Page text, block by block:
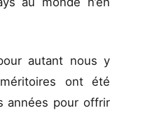
autant nous y
ont été
années pour offrir